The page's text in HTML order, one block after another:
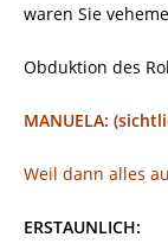
waren Sie
Obduktion des
MANUELA:
Weil dann alles
ERSTAUNLICH: